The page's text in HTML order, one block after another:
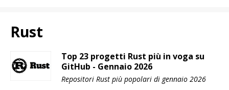
Rust
Top 23 progetti Rust più in voga su
GitHub - Gennaio 2026
Repositori Rust più popolari di gennaio 2026